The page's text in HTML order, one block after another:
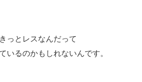
っとレスなんだって
いるのかもしれないんです。